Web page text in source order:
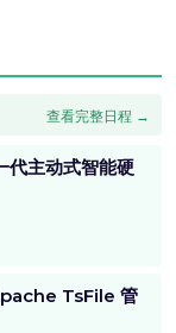
查看完整日程 →
主动式智能硬
TsFile 管